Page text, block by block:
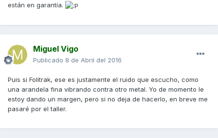
están en garantía.
Miguel Vigo
Publicado 8 de Abril del 2016
Puis si Folitrak, ese es justamente el ruido que escucho, como
una arandela fina vibrando contra otro metal. Yo de momento le
estoy dando un margen, pero si no deja de hacerlo, en breve me
pasaré por el taller.